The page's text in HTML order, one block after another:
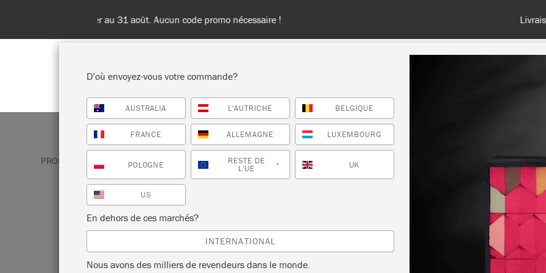
Livraisons en France, en Belgique et au Luxembourg - Livraison gratuite à partir
BOUTIQUE PEINTURES TOUTES LES COULEURS À PROPOS
PRODUITS CHALK PAINT NAPOLEONIC BLUE
NAPOLEONIC BLUE
Napoleonic Blue s’inspire des pigments bleu cobalt et
outremer utilisés dans de nombreux travaux décoratifs, des
D’où envoyez-vous votre commande?
AUSTRALIA L'AUTRICHE BELGIQUE
FRANCE ALLEMAGNE LUXEMBOURG
POLOGNE RESTE DE
L’UE * UK
US
En dehors de ces marchés?
INTERNATIONAL
Nous avons des milliers de revendeurs dans le monde.